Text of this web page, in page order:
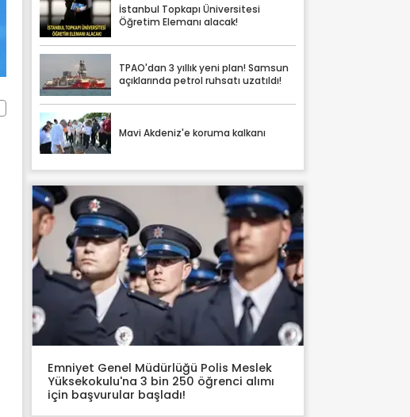
İstanbul Topkapı Üniversitesi
Öğretim Elemanı alacak!
TPAO'dan 3 yıllık yeni plan! Samsun
açıklarında petrol ruhsatı uzatıldı!
Mavi Akdeniz'e koruma kalkanı
Emniyet Genel Müdürlüğü Polis Meslek
Yüksekokulu'na 3 bin 250 öğrenci alımı
için başvurular başladı!